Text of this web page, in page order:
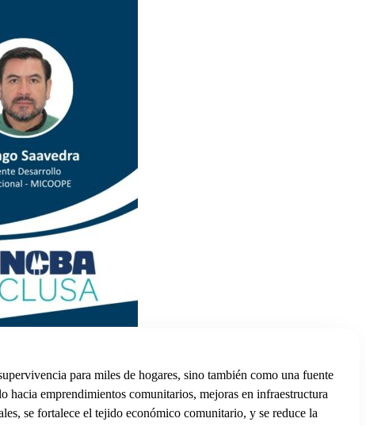
para miles de hogares, sino también como una fuente
emprendimientos comunitarios, mejoras en infraestructura
se fortalece el tejido económico comunitario, y se reduce la